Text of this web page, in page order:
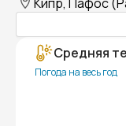
Средняя
Погода на весь год